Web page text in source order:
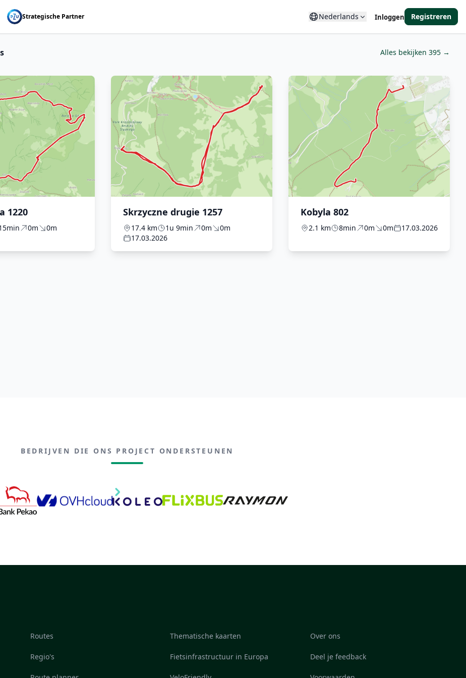
Strategische Partner Nederlands Inloggen Registreren
Alles bekijken 395 →
1220
0m
0m
Skrzyczne drugie 1257
17.4 km 1u 9min 0m
0m
17.03.2026
Kobyla 802
2.1 km 8min 0m 0m 17.03.2026
BEDRIJVEN DIE ONS PROJECT ONDERSTEUNEN
Routes
Regio's
Thematische kaarten
Fietsinfrastructuur in Europa
Over ons
Deel je feedback